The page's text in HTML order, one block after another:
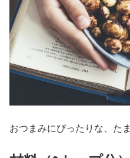
おつまみにぴったりな、た